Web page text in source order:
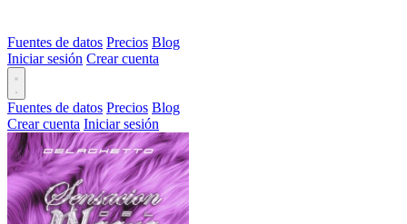
Fuentes de datos Precios Blog
Iniciar sesión Crear cuenta
Fuentes de datos Precios Blog
Crear cuenta Iniciar sesión